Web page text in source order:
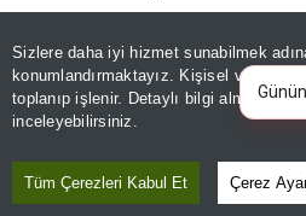
Sizlere daha iyi hizmet sunabilmek
konumlandırmaktayız. Kişisel
toplanıp işlenir. Detaylı bilgi almak için
inceleyebilirsiniz.
Tüm Çerezleri Kabul Et Çerez
Bizi Takip
edin!